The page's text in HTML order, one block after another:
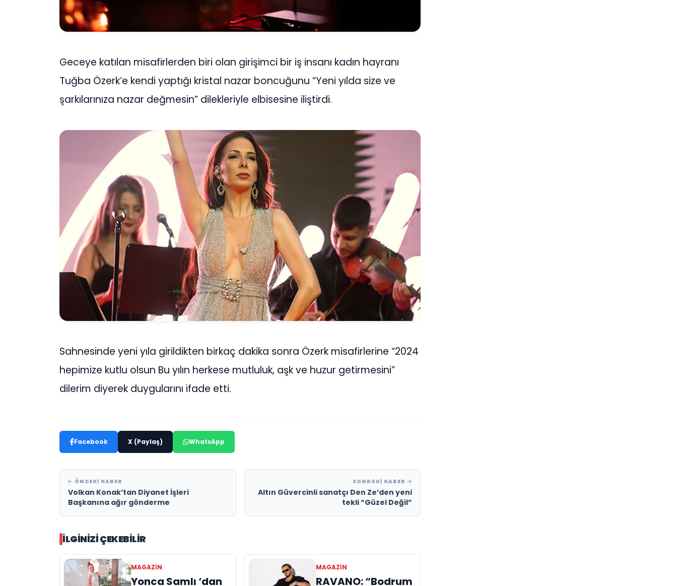
Geceye katılan misafirlerden biri olan girişimci bir iş insanı kadın hayranı
Tuğba Özerk’e kendi yaptığı kristal nazar boncuğunu “Yeni yılda size ve
şarkılarınıza nazar değmesin” dilekleriyle elbisesine iliştirdi.
Sahnesinde yeni yıla girildikten birkaç dakika sonra Özerk misafirlerine “2024
hepimize kutlu olsun Bu yılın herkese mutluluk, aşk ve huzur getirmesini”
dilerim diyerek duygularını ifade etti.
Facebook X (Paylaş) WhatsApp
ÖNCEKI HABER
Volkan Konak’tan Diyanet İşleri
Başkanına ağır gönderme
SONRAKI HABER
Altın Güvercinli sanatçı Den Ze’den yeni
tekli “Güzel Değil”
İLGINIZI ÇEKEBILIR
MAGAZIN
Yonca Samlı ‘dan
MAGAZIN
RAVANO: “Bodrum